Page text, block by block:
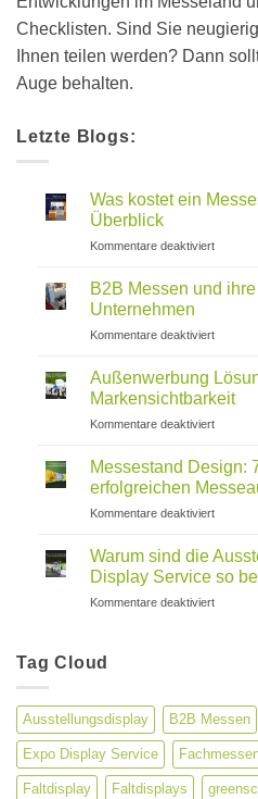
Checklisten. Sind Sie
Ihnen teilen werden? Dann
Auge behalten.
Letzte Blogs:
Was kostet ein
Überblick
Kommentare deaktiviertfür
kostet
Alle
im
Überblick
B2B Messen und
Unternehmen
Kommentare deaktiviertfür
Messen
und
ihre
Außenwerbung
Markensichtbarkeit
Kommentare deaktiviertfür
für
Messestand Design:
erfolgreichen
Kommentare deaktiviertfür
Design:
Tipps
für
Warum sind die
Display Service so
Kommentare deaktiviertfür
Display
Service
so
beliebt?
Tag Cloud
Ausstellungsdisplay B2B Messen
Expo Display Service
Faltdisplay Faltdisplays